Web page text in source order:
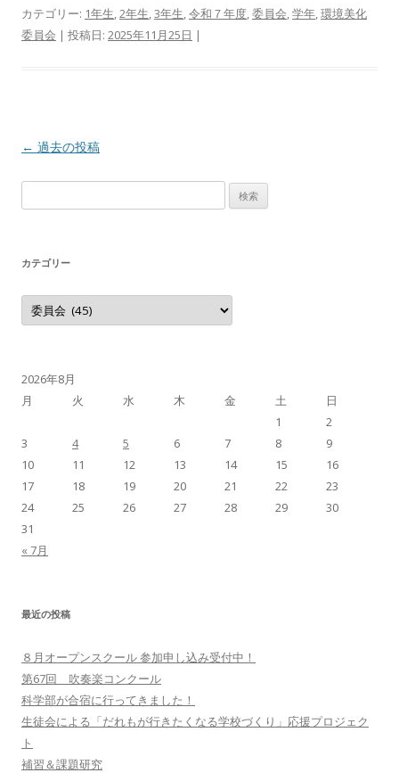
カテゴリー: 1年生,2年生,3年生,令和７年度,委員会,学年,環境美化
委員会 | 投稿日: 2025年11月25日 |
投稿ナビゲーション
← 過去の投稿
カテゴリー
カテゴリー
2026年8月
月
火 水 木 金 土 日
« 7月
1
2
3
4 5 6 7 8
9
10
11 12 13 14 15
16
17
18 19 20 21 22
23
24
25 26 27 28 29
30
31
最近の投稿
８月オープンスクール 参加申し込み受付中！
第67回 吹奏楽コンクール
科学部が合宿に行ってきました！
生徒会による「だれもが行きたくなる学校づくり」応援プロジェク
ト
補習＆課題研究